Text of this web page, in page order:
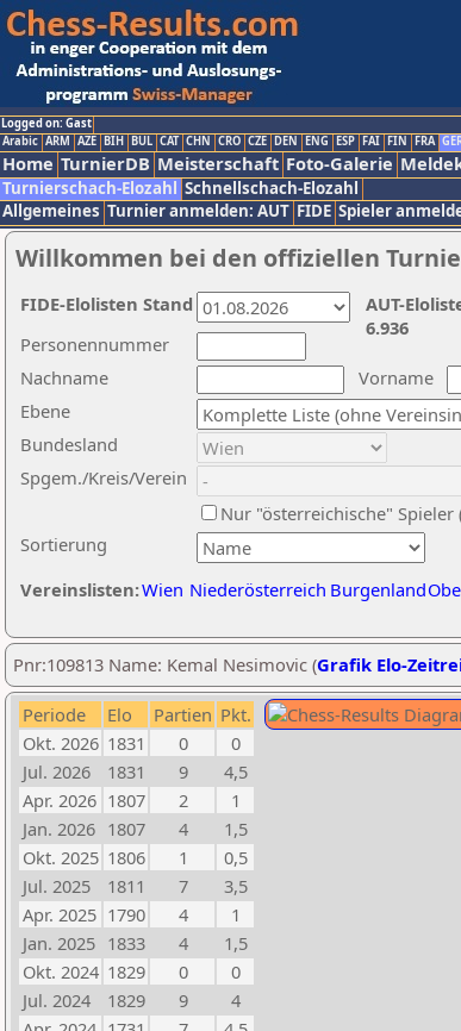
Logged on: Gast
Arabic ARM AZE BIH BUL CAT CHN CRO CZE DEN ENG ESP FAI FIN FRA
Home TurnierDB Meisterschaft Foto-Galerie
Turnierschach-Elozahl Schnellschach-Elozahl
Allgemeines Turnier anmelden: AUT FIDE Spieler
Willkommen bei den offiziellen
Nachname
Vorname
Ebene
Sortierung
Personennummer
Bundesland
Spgem./Kreis/Verein
Nur "österreichische" Spieler
Vereinslisten:Wien Niederösterreich Burgenland
AUT-
6.936
FIDE-Elolisten Stand
Pnr:109813 Name: Kemal Nesimovic (Grafik Elo-
Periode Elo Partien Pkt.
Okt. 2026 1831 0
0
Jul. 2026
1831 9
4,5
Apr. 2026 1807 2
1
Jan. 2026 1807 4
1,5
Okt. 2025 1806 1
0,5
Jul. 2025
1811 7
3,5
Apr. 2025 1790 4
1
Jan. 2025 1833 4
1,5
Okt. 2024 1829 0
0
Jul. 2024
1829 9
4